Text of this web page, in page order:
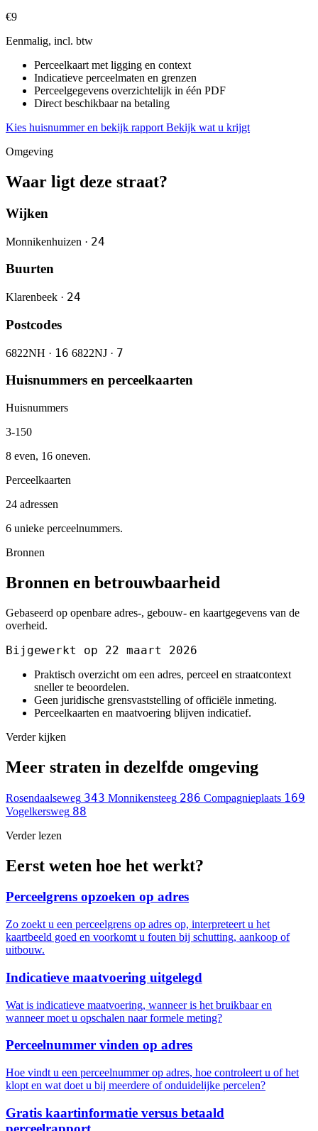
€9
Eenmalig, incl. btw
Perceelkaart met ligging en context
Indicatieve perceelmaten en grenzen
Perceelgegevens overzichtelijk in één PDF
Direct beschikbaar na betaling
Kies huisnummer en bekijk rapport Bekijk wat u krijgt
Omgeving
Waar ligt deze straat?
Wijken
Monnikenhuizen · 24
Buurten
Klarenbeek · 24
Postcodes
6822NH · 16 6822NJ · 7
Huisnummers en perceelkaarten
Huisnummers
3-150
8 even, 16 oneven.
Perceelkaarten
24 adressen
6 unieke perceelnummers.
Bronnen
Bronnen en betrouwbaarheid
Gebaseerd op openbare adres-, gebouw- en kaartgegevens van de
overheid.
Bijgewerkt op 22 maart 2026
Praktisch overzicht om een adres, perceel en straatcontext
sneller te beoordelen.
Geen juridische grensvaststelling of officiële inmeting.
Perceelkaarten en maatvoering blijven indicatief.
Verder kijken
Meer straten in dezelfde omgeving
Rosendaalseweg 343 Monnikensteeg 286 Compagnieplaats 169
Vogelkersweg 88
Verder lezen
Eerst weten hoe het werkt?
Perceelgrens opzoeken op adres
Zo zoekt u een perceelgrens op adres op, interpreteert u het
kaartbeeld goed en voorkomt u fouten bij schutting, aankoop of
uitbouw.
Indicatieve maatvoering uitgelegd
Wat is indicatieve maatvoering, wanneer is het bruikbaar en
wanneer moet u opschalen naar formele meting?
Perceelnummer vinden op adres
Hoe vindt u een perceelnummer op adres, hoe controleert u of het
klopt en wat doet u bij meerdere of onduidelijke percelen?
Gratis kaartinformatie versus betaald